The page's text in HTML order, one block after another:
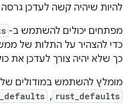
להיות שיהיה קשה לעדכן
מפתחים יכולים להשתמש ב-
כדי להצהיר על התלות של
כך שלא יהיה צורך לעדכן את
מומלץ להשתמש במודולים של
rust_defaults
,‏